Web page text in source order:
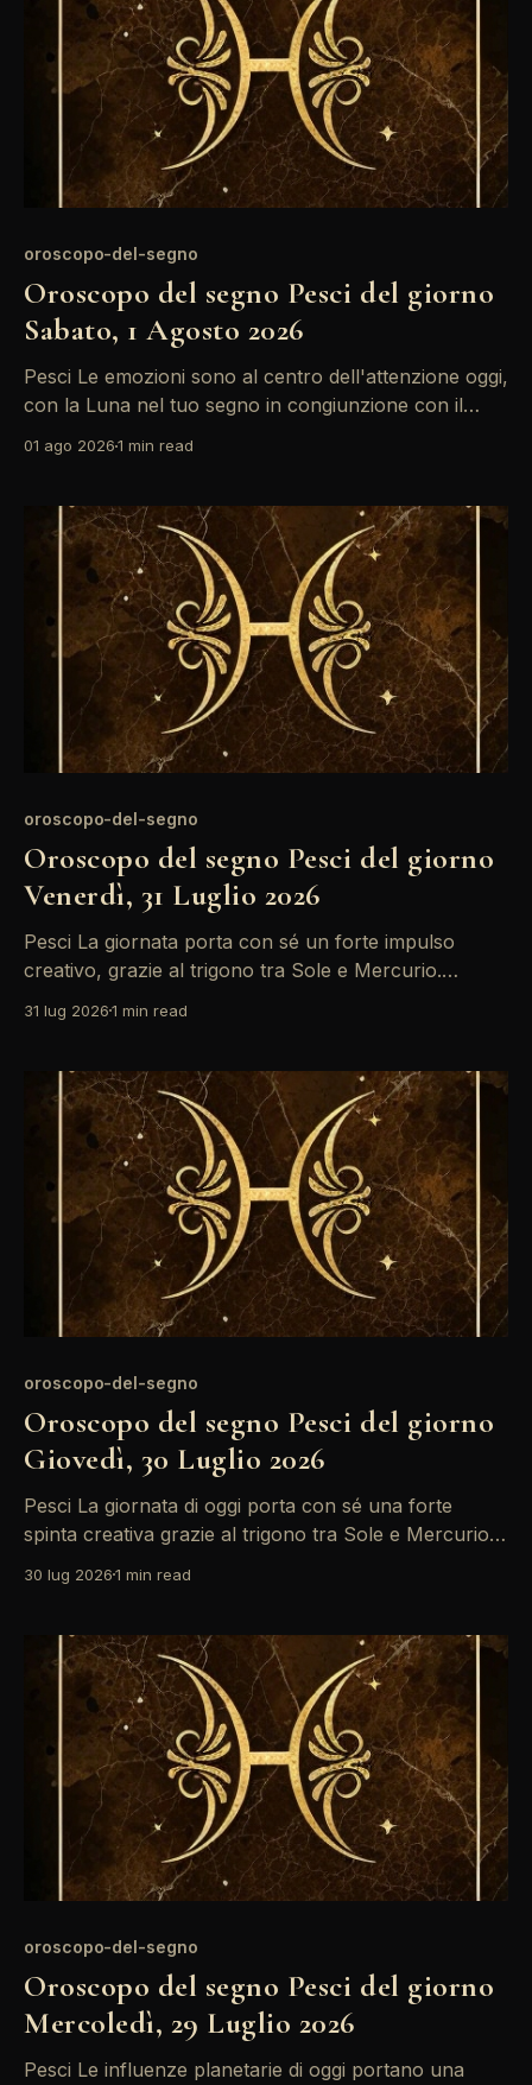
oroscopo-del-segno
Oroscopo del segno Pesci del giorno
Sabato, 1 Agosto 2026
Pesci Le emozioni sono al centro dell'attenzione oggi,
con la Luna nel tuo segno in congiunzione con il
ciò che desideri veramente nella tua vita. Non
La giornata si
01 ago 20261 min read
oroscopo-del-segno
Oroscopo del segno Pesci del giorno
Venerdì, 31 Luglio 2026
Pesci La giornata porta con sé un forte impulso
creativo, grazie al trigono tra Sole e Mercurio.
e condividere i tuoi sentimenti, soprattutto in ambito
dare vita a progetti che ti stanno a
31 lug 20261 min read
oroscopo-del-segno
Oroscopo del segno Pesci del giorno
Giovedì, 30 Luglio 2026
Pesci La giornata di oggi porta con sé una forte
spinta creativa grazie al trigono tra Sole e Mercurio.
emozioni e idee, ma attenzione a non lasciarsi
relazionale. L'energia di oggi è caratterizzata da
30 lug 20261 min read
oroscopo-del-segno
Oroscopo del segno Pesci del giorno
Mercoledì, 29 Luglio 2026
Pesci Le influenze planetarie di oggi portano una